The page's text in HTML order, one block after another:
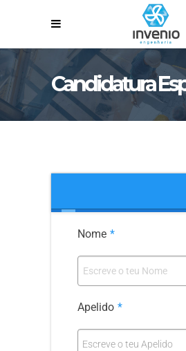
Candidatura
Nome *
Apelido *
Escreve o teu Apelido